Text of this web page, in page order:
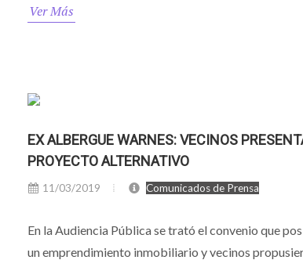
Ver Más
EX ALBERGUE WARNES: VECINOS
PROYECTO ALTERNATIVO
11/03/2019 Comunicados de Prensa
En la Audiencia Pública se trató el convenio que
un emprendimiento inmobiliario y vecinos